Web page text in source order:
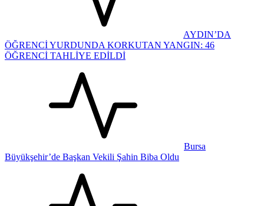
AYDIN’DA
ÖĞRENCİ YURDUNDA KORKUTAN YANGIN: 46
ÖĞRENCİ TAHLİYE EDİLDİ
Bursa
Büyükşehir’de Başkan Vekili Şahin Biba Oldu